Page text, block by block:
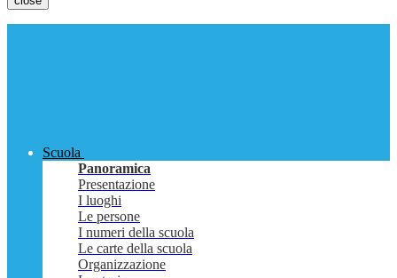
Scuola
Panoramica
Presentazione
I luoghi
Le persone
I numeri della scuola
Le carte della scuola
Organizzazione